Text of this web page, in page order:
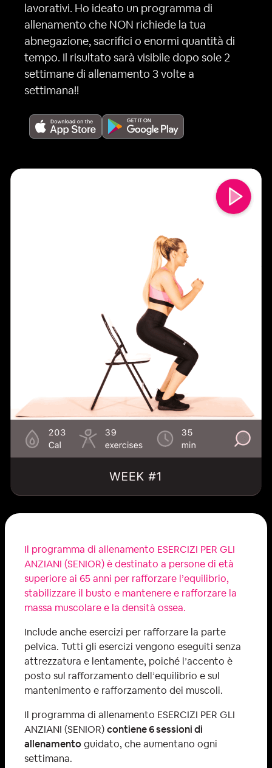
lavorativi. Ho ideato un programma di
allenamento che NON richiede la tua
abnegazione, sacrifici o enormi quantità di
tempo. Il risultato sarà visibile dopo sole 2
settimane di allenamento 3 volte a
settimana!!
Il programma di allenamento ESERCIZI PER GLI
ANZIANI (SENIOR) è destinato a persone di età
superiore ai 65 anni per rafforzare l’equilibrio,
stabilizzare il busto e mantenere e rafforzare la
massa muscolare e la densità ossea.
Include anche esercizi per rafforzare la parte
pelvica. Tutti gli esercizi vengono eseguiti senza
attrezzatura e lentamente, poiché l’accento è
posto sul rafforzamento dell’equilibrio e sul
mantenimento e rafforzamento dei muscoli.
Il programma di allenamento ESERCIZI PER GLI
ANZIANI (SENIOR)contiene 6 sessioni di
allenamentoguidato, che aumentano ogni
settimana.